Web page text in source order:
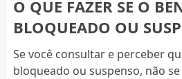
O QUE FAZER SE O
BLOQUEADO OU
Se você consultar e perceber
bloqueado ou suspenso, não